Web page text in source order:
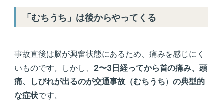
「むちうち」は後からやってくる
事故直後は脳が興奮状態にあるため、痛みを感じにく
いものです。しかし、 2〜3日経ってから首の痛み、頭
痛、しびれが出るのが交通事故（むちうち）の典型的
な症状です。